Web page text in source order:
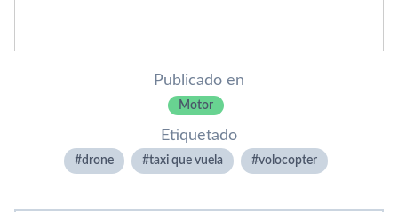
Publicado en
Motor
Etiquetado
drone taxi que vuela volocopter